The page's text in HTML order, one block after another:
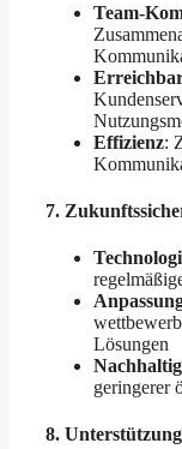
Team-
Effizienz:
7.
Lösungen
geringerer
8.